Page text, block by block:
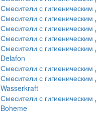
Смесители с
Смесители с
Смесители с
Смесители с
Смесители с
Delafon
Смесители с
Смесители с
Wasserkraft
Смесители с
Boheme